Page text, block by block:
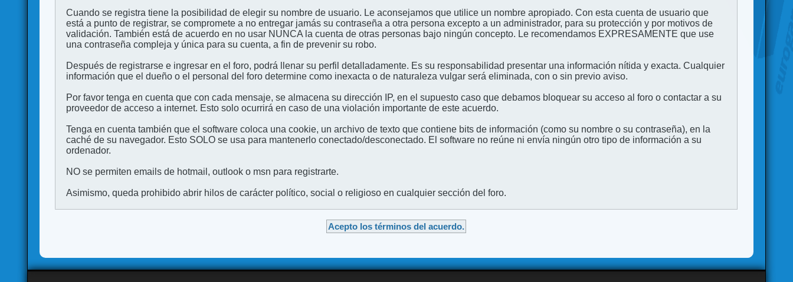
Cuando se registra tiene la posibilidad de elegir su nombre de usuario. Le aconsejamos que utilice un nombre apropiado. Con esta cuenta de usuario que
está a punto de registrar, se compromete a no entregar jamás su contraseña a otra persona excepto a un administrador, para su protección y por motivos de
validación. También está de acuerdo en no usar NUNCA la cuenta de otras personas bajo ningún concepto. Le recomendamos EXPRESAMENTE que use
una contraseña compleja y única para su cuenta, a fin de prevenir su robo.
Después de registrarse e ingresar en el foro, podrá llenar su perfil detalladamente. Es su responsabilidad presentar una información nítida y exacta. Cualquier
información que el dueño o el personal del foro determine como inexacta o de naturaleza vulgar será eliminada, con o sin previo aviso.
Por favor tenga en cuenta que con cada mensaje, se almacena su dirección IP, en el supuesto caso que debamos bloquear su acceso al foro o contactar a su
proveedor de acceso a internet. Esto solo ocurrirá en caso de una violación importante de este acuerdo.
Tenga en cuenta también que el software coloca una cookie, un archivo de texto que contiene bits de información (como su nombre o su contraseña), en la
caché de su navegador. Esto SOLO se usa para mantenerlo conectado/desconectado. El software no reúne ni envía ningún otro tipo de información a su
ordenador.
NO se permiten emails de hotmail, outlook o msn para registrarte.
Asimismo, queda prohibido abrir hilos de carácter político, social o religioso en cualquier sección del foro.